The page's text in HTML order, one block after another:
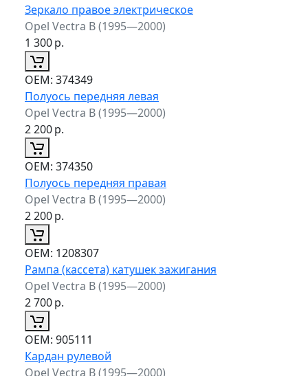
Зеркало правое электрическое
Opel Vectra B (1995—2000)
1 300р.
ОЕМ: 374349
Полуось передняя левая
Opel Vectra B (1995—2000)
2 200р.
ОЕМ: 374350
Полуось передняя правая
Opel Vectra B (1995—2000)
2 200р.
ОЕМ: 1208307
Рампа (кассета) катушек зажигания
Opel Vectra B (1995—2000)
2 700р.
ОЕМ: 905111
Кардан рулевой
Opel Vectra B (1995—2000)